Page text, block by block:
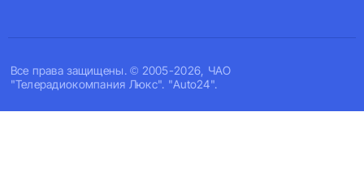
Все права защищены. © 2005-2026, ЧАО
"Телерадиокомпания Люкс". "Auto24".